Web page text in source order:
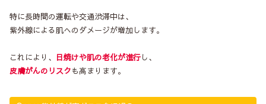
特に長時間の運転や交通渋滞中は、
紫外線による肌へのダメージが増加します。
これにより、 日焼けや肌の老化が進行し、
皮膚がんのリスクも高まります。